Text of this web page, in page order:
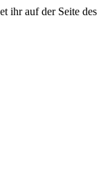
ihr auf der Seite des